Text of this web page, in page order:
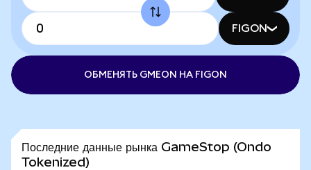
FIGON
ОБМЕНЯТЬ GMEON НА FIGON
Последние данные рынка GameStop (Ondo
Tokenized)